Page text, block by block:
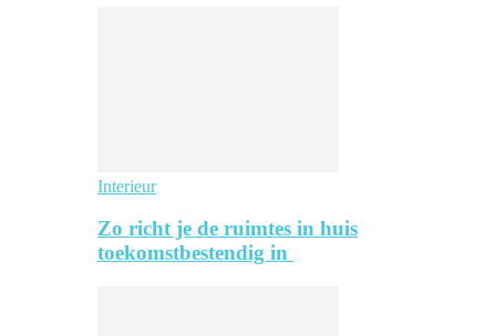
Interieur
Zo richt je de ruimtes in huis
toekomstbestendig in